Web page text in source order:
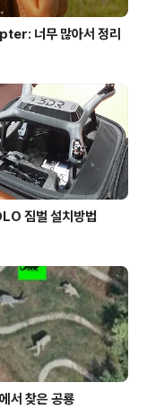
너무 많아서 정리
짐벌 설치방법
서 찾은 공룡